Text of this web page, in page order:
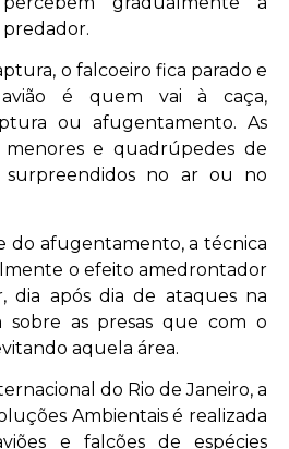
o falcoeiro fica parado e
é quem vai à caça,
ou afugentamento. As
menores e quadrúpedes de
no ar ou no
do afugentamento, a técnica
o efeito amedrontador
dia após dia de ataques na
sobre as presas que com o
aquela área.
do Rio de Janeiro, a
Ambientais é realizada
e falcões de espécies